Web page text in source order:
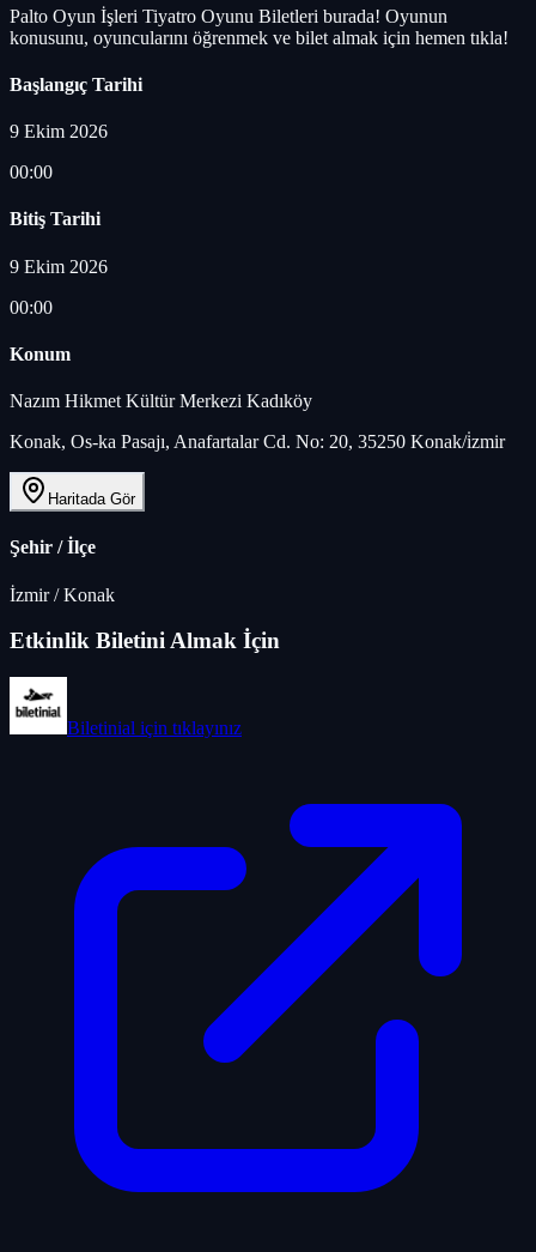
Palto Oyun İşleri Tiyatro Oyunu Biletleri burada! Oyunun
konusunu, oyuncularını öğrenmek ve bilet almak için hemen tıkla!
Başlangıç Tarihi
9 Ekim 2026
00:00
Bitiş Tarihi
9 Ekim 2026
00:00
Konum
Nazım Hikmet Kültür Merkezi Kadıköy
Konak, Os-ka Pasajı, Anafartalar Cd. No: 20, 35250 Konak/i̇zmir
Haritada Gör
Şehir / İlçe
İzmir/Konak
Etkinlik Biletini Almak İçin
Biletinial için tıklayınız